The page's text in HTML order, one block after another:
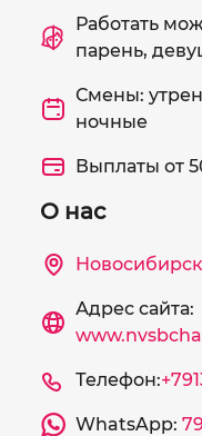
Работать
парень,
Смены:
ночные
Выплаты от
О нас
Новосибирск
Адрес сайта:
Телефон:
WhatsApp: